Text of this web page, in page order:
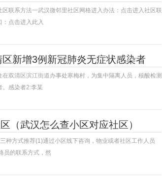
联系方法一武汉微邻里社区网格进入办法：点击进入社区联
点击进入此入
新增3例新冠肺炎无症状感染者
双清区滨江街道办事处寒梅村，为集中隔离人员，核酸检测
。感染者2:李某
（武汉怎么查小区对应社区）
种方式推荐(1)通过小区线下咨询，物业或者社区工作人员
员的联系方式，然